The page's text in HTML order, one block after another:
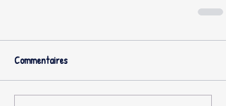
Commentaires